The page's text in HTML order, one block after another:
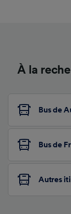
À la
Bus de
Bus de
Autres